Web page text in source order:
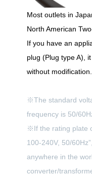
Most outlets in
North American
If you have an
plug (Plug type A),
without modification.
※The standard
frequency is 50/
※If the rating plate
100-240V, 50/
anywhere in the
converter/